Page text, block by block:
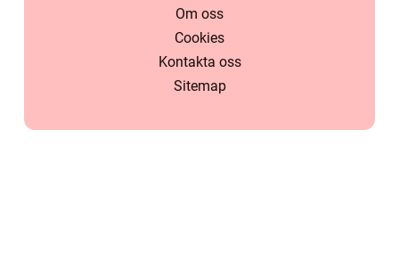
Om oss
Cookies
Kontakta oss
Sitemap